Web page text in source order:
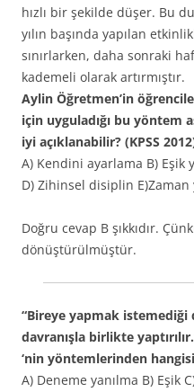
hızlı bir şekilde düşer. Bu
yılın başında yapılan
sınırlarken, daha sonraki
kademeli olarak artırmıştır.
Aylin Öğretmen’in
için uyguladığı bu yöntem
iyi açıklanabilir? (KPSS
A) Kendini ayarlama B) Eşik
D) Zihinsel disiplin
Doğru cevap B şıkkıdır.
dönüştürülmüştür.
“Bireye yapmak istemediği
davranışla birlikte
‘nin yöntemlerinden
A) Deneme yanılma B) Eşik